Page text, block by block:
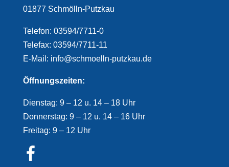
01877 Schmölln-Putzkau
Telefon: 03594/7711-0
Telefax: 03594/7711-11
E-Mail: info@schmoelln-putzkau.de
Öffnungszeiten:
Dienstag: 9 – 12 u. 14 – 18 Uhr
Donnerstag: 9 – 12 u. 14 – 16 Uhr
Freitag: 9 – 12 Uhr